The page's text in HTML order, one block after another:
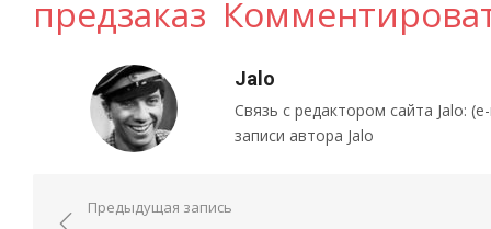
предзаказ
Jalo
Связь с редактором сайта Jalo:
записи автора Jalo
Навигация по записям
Предыдущая запись